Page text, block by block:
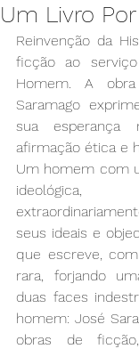
Um Livro
Reinvenção da
ficção ao
Homem. A
Saramago
sua esperança
afirmação ética e
Um homem com
seus ideais e
que escreve,
rara, forjando
duas faces
homem: José
obras de